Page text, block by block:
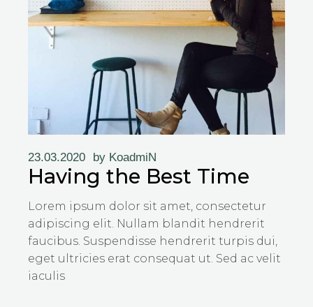
23.03.2020 by KoadmiN
Having the Best Time
Lorem ipsum dolor sit amet, consectetur
adipiscing elit. Nullam blandit hendrerit
faucibus. Suspendisse hendrerit turpis dui,
eget ultricies erat consequat ut. Sed ac velit
iaculis